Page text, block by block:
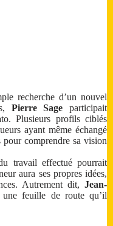
recherche d’un nouvel
Pierre Sage participait
Plusieurs profils ciblés
ayant même échangé
pour comprendre sa vision
travail effectué pourrait
aura ses propres idées,
Autrement dit, Jean-
une feuille de route qu’il